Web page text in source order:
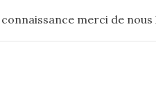
merci de nous